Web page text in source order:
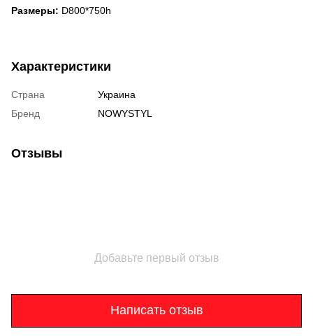
Размеры: D800*750h
Характеристики
Страна
Украина
Бренд
NOWYSTYL
Отзывы
Добавьте первый отзыв
Написать отзыв